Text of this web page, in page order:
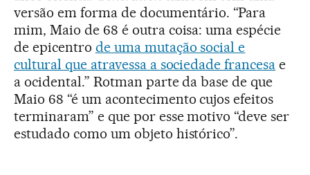
versão em forma de documentário. “Para
mim, Maio de 68 é outra coisa: uma espécie
de epicentro de uma mutação social e
cultural que atravessa a sociedade francesa e
a ocidental.” Rotman parte da base de que
Maio 68 “é um acontecimento cujos efeitos
terminaram” e que por esse motivo “deve ser
estudado como um objeto histórico”.